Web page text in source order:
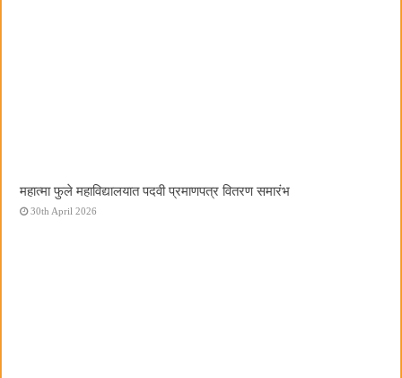
महात्मा फुले महाविद्यालयात पदवी प्रमाणपत्र वितरण समारंभ
30th April 2026